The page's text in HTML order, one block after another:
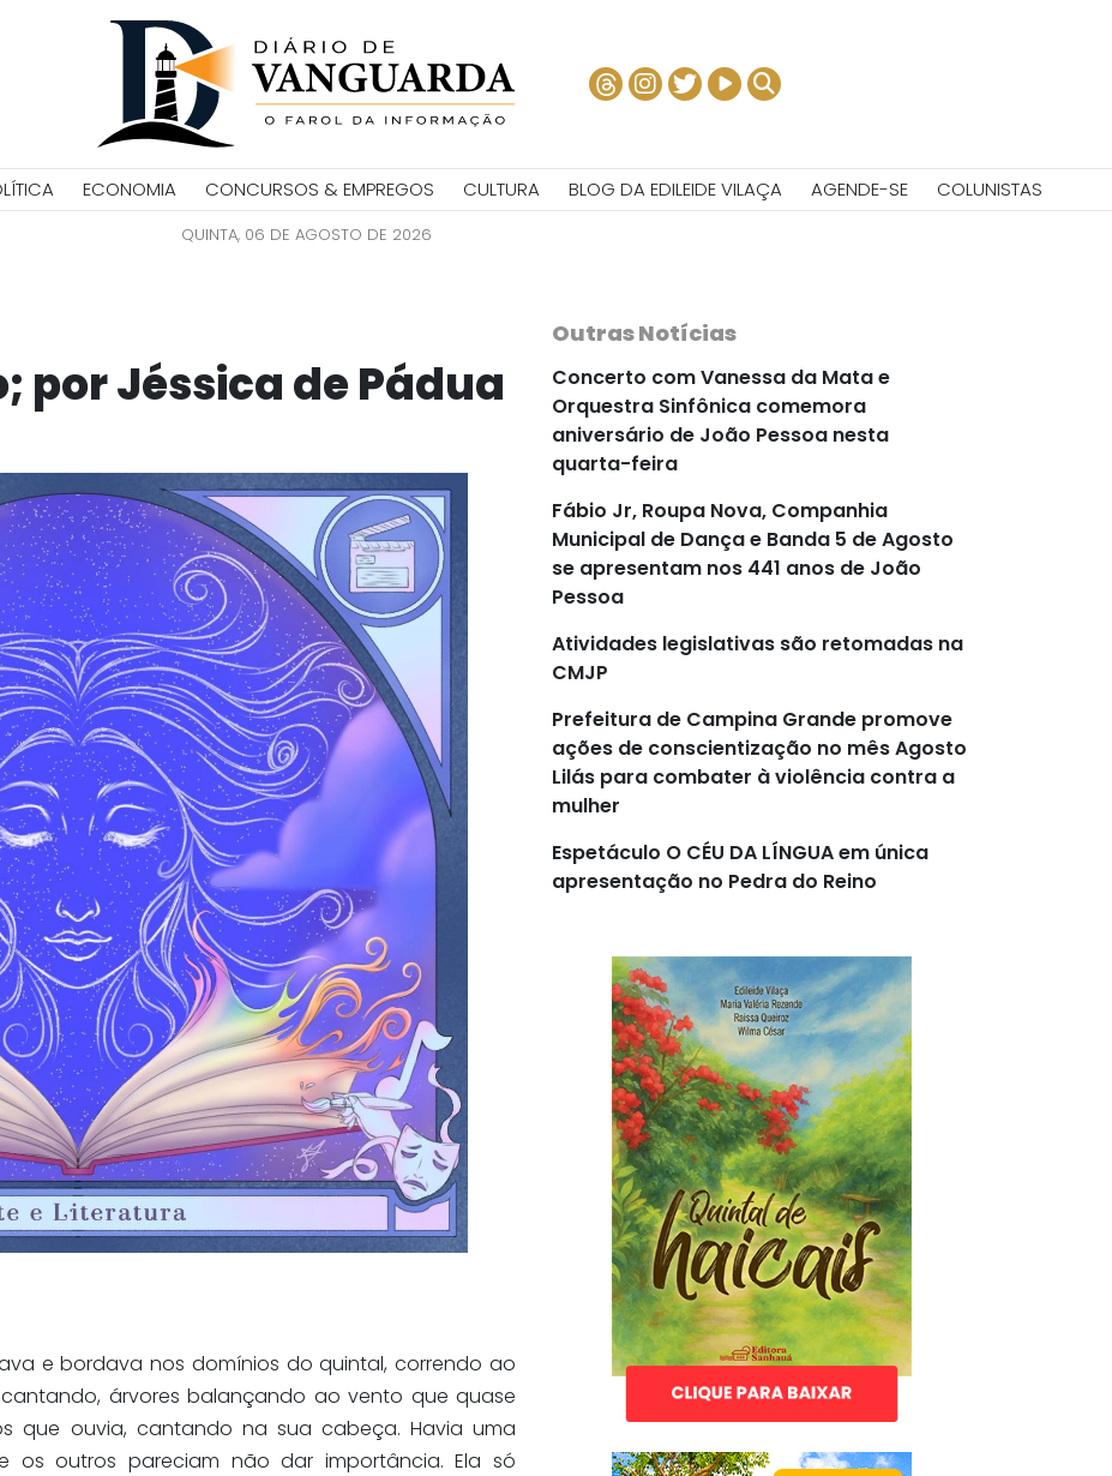
ECONOMIA CONCURSOS & EMPREGOS CULTURA BLOG DA EDILEIDE VILAÇA AGENDE-SE COLUNISTAS
QUINTA, 06 DE AGOSTO DE 2026
por Jéssica de Pádua
e bordava nos domínios do quintal, correndo ao
árvores balançando ao vento que quase
que ouvia, cantando na sua cabeça. Havia uma
outros pareciam não dar importância. Ela só
Outras Notícias
Concerto com Vanessa da Mata e
Orquestra Sinfônica comemora
aniversário de João Pessoa nesta
quarta-feira
Fábio Jr, Roupa Nova, Companhia
Municipal de Dança e Banda 5 de Agosto
se apresentam nos 441 anos de João
Pessoa
Atividades legislativas são retomadas na
CMJP
Prefeitura de Campina Grande promove
ações de conscientização no mês Agosto
Lilás para combater à violência contra a
mulher
Espetáculo O CÉU DA LÍNGUA em única
apresentação no Pedra do Reino